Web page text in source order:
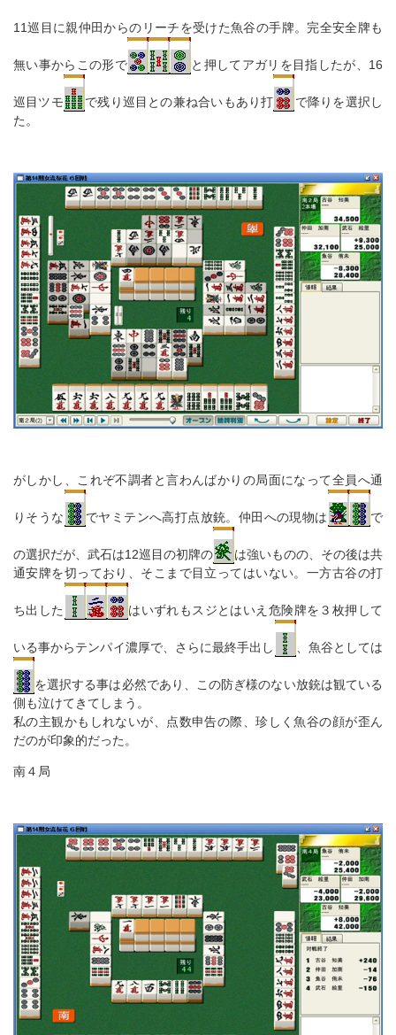
11巡目に親仲田からのリーチを受けた魚谷の手牌。完全安全牌も
無い事からこの形で と押してアガリを目指したが、16
巡目ツモ で残り巡目との兼ね合いもあり打
で降りを選択し
た。
がしかし、これぞ不調者と言わんばかりの局面になって全員へ通
りそうな でヤミテンへ高打点放銃。仲田への現物は で
の選択だが、武石は12巡目の初牌の
は強いものの、その後は共
通安牌を切っており、そこまで目立ってはいない。一方古谷の打
ち出した はいずれもスジとはいえ危険牌を３枚押して
いる事からテンパイ濃厚で、さらに最終手出し 、魚谷としては
を選択する事は必然であり、この防ぎ様のない放銃は観ている
側も泣けてきてしまう。
私の主観かもしれないが、点数申告の際、珍しく魚谷の顔が歪ん
だのが印象的だった。
南４局